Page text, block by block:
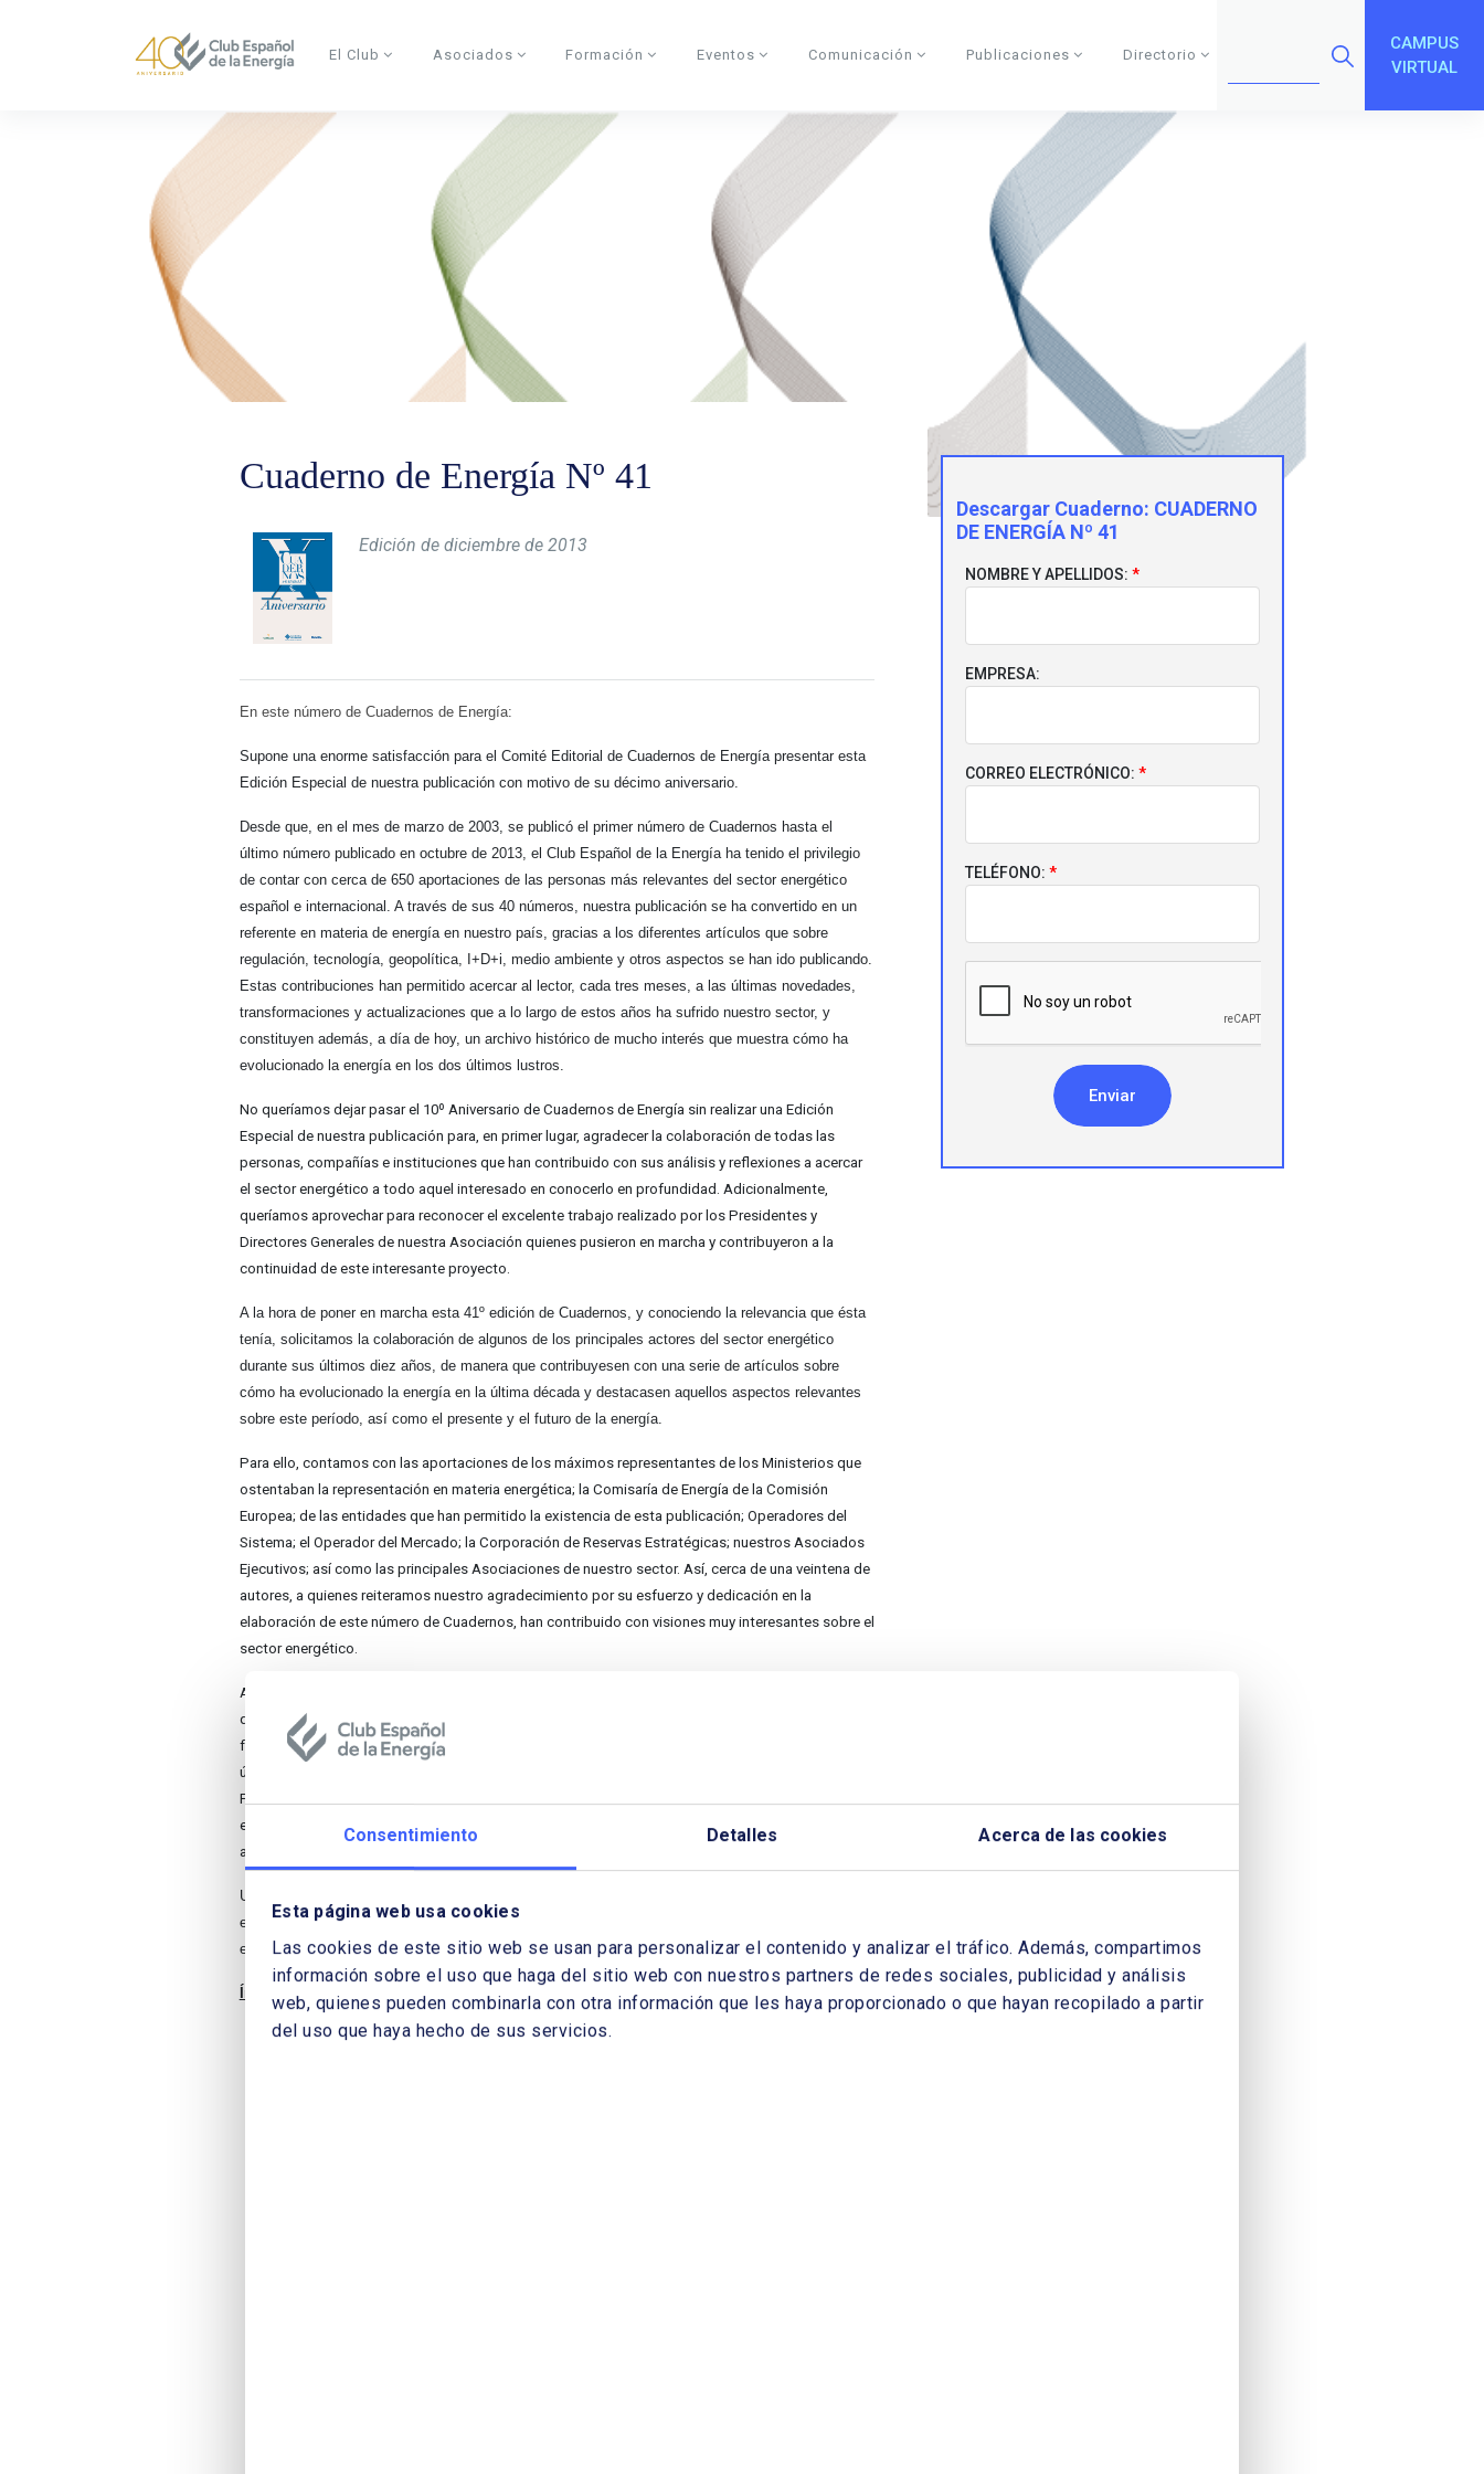
Consentimiento Detalles Acerca de las cookies
Esta página web usa cookies
Las cookies de este sitio web se usan para personalizar el contenido y analizar el tráfico. Además, compartimos
información sobre el uso que haga del sitio web con nuestros partners de redes sociales, publicidad y análisis
web, quienes pueden combinarla con otra información que les haya proporcionado o que hayan recopilado a partir
del uso que haya hecho de sus servicios.
El Club Asociados Formación Eventos Comunicación Publicaciones Directorio
CAMPUS
VIRTUAL
Cuaderno de Energía Nº 41
Edición de diciembre de 2013
En este número de Cuadernos de Energía:
Supone una enorme satisfacción para el Comité Editorial de Cuadernos de Energía presentar esta
Edición Especial de nuestra publicación con motivo de su décimo aniversario.
Desde que, en el mes de marzo de 2003, se publicó el primer número de Cuadernos hasta el
último número publicado en octubre de 2013, el Club Español de la Energía ha tenido el privilegio
de contar con cerca de 650 aportaciones de las personas más relevantes del sector energético
español e internacional. A través de sus 40 números, nuestra publicación se ha convertido en un
referente en materia de energía en nuestro país, gracias a los diferentes artículos que sobre
regulación, tecnología, geopolítica, I+D+i, medio ambiente y otros aspectos se han ido publicando.
Estas contribuciones han permitido acercar al lector, cada tres meses, a las últimas novedades,
transfor­maciones y actualizaciones que a lo largo de estos años ha sufrido nuestro sector, y
constituyen además, a día de hoy, un archivo histórico de mucho interés que muestra cómo ha
evolucionado la energía en los dos últimos lustros.
No queríamos dejar pasar el 10º Aniversario de Cuadernos de Energía sin realizar una Edición
Especial de nuestra publicación para, en pri­mer lugar, agradecer la colaboración de todas las
personas, compañías e instituciones que han contribuido con sus análisis y reflexiones a acercar
el sector energético a todo aquel interesado en conocerlo en profundidad. Adicionalmente,
queríamos aprovechar para reconocer el excelente trabajo realizado por los Presidentes y
Directores Generales de nuestra Asociación quienes pusieron en marcha y contribuyeron a la
continuidad de este interesante proyecto.
A la hora de poner en marcha esta 41º edición de Cuadernos, y conociendo la relevancia que ésta
tenía, solicitamos la colaboración de algunos de los principales actores del sector energético
durante sus últimos diez años, de manera que contribuyesen con una serie de artículos sobre
cómo ha evolucionado la energía en la última década y destacasen aquellos aspectos relevantes
sobre este período, así como el presente y el futuro de la energía.
Para ello, contamos con las aportaciones de los máximos representantes de los Ministerios que
ostentaban la representación en materia energética; la Comisaría de Energía de la Comisión
Europea; de las entidades que han permitido la existencia de esta publicación; Operadores del
Sistema; el Operador del Mercado; la Corporación de Reservas Estratégicas; nuestros Asociados
Ejecutivos; así como las princi­pales Asociaciones de nuestro sector. Así, cerca de una veintena de
autores, a quienes reiteramos nuestro agradecimiento por su esfuerzo y dedicación en la
elaboración de este número de Cuadernos, han contribuido con visiones muy interesantes sobre el
sector energético.
Antes de comenzar a mencionar brevemente los artículos comprendidos en esta edición, no
queremos dejar de recordar la valiosa contri­bución a esta publicación de Pablo Benavides,
fallecido el pasado 20 de febrero a quien, gracias a su trabajo y dedicación a lo largo de los
últimos 10 años, debemos lo que Cuadernos de Energía es hoy en día. Desde la primera edición,
Pablo contribuyó con uno y, en ocasio­nes, dos artículos de sumo interés, con una claridad en la
exposición y una visión que sólo él era capaz de realizar. El Consejo Editorial de Cuadernos
agradece a Pablo toda su amistad y todo lo que hizo por nuestra publicación.
Una vez más aprovechamos para dar las gracias a todos aquellos que han contribuido con sus
excelentes trabajos, tanto a éste como a anteriores números de Cuadernos de Energía, y
esperamos que esta Edición en su décimo aniversario sea de interés para el lector.
Situación y perspectivas del futuro energético español. José Manuel Soria. Ministro de
Descargar Cuaderno: CUADERNO
DE ENERGÍA Nº 41
NOMBRE Y APELLIDOS:
EMPRESA:
CORREO ELECTRÓNICO:
TELÉFONO:
Enviar